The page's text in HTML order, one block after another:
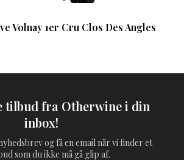
Volnay 1er Cru Clos Des Angles
tilbud fra Otherwine i din
inbox!
og få en email når vi finder et
som du ikke må gå glip af.